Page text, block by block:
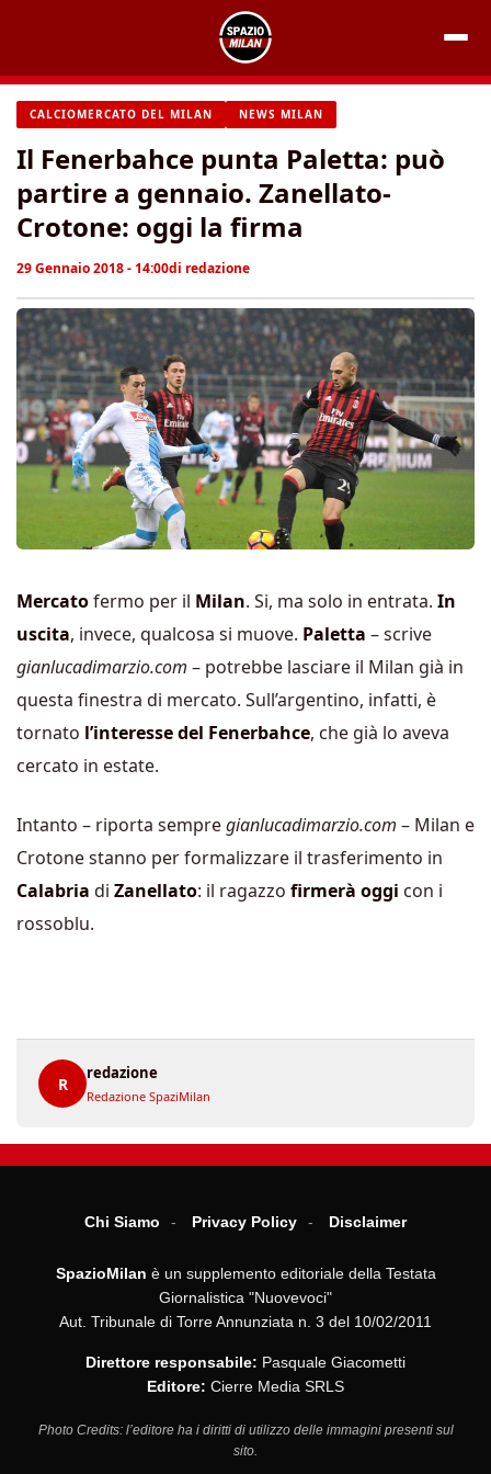
contenuto
CALCIOMERCATO DEL MILAN NEWS MILAN
Il Fenerbahce punta Paletta: può
partire a gennaio. Zanellato-
Crotone: oggi la firma
29 Gennaio 2018 - 14:00di redazione
Mercatofermo per il Milan. Si, ma solo in entrata. In
uscita, invece, qualcosa si muove. Paletta – scrive
gianlucadimarzio.com – potrebbe lasciare il Milan già in
questa finestra di mercato. Sull’argentino, infatti, è
tornato l’interesse del Fenerbahce, che già lo aveva
cercato in estate.
Intanto – riporta sempregianlucadimarzio.com – Milan e
Crotone stanno per formalizzare il trasferimento in
Calabria di Zanellato: il ragazzo firmerà oggi con i
rossoblu.
R
redazione
Redazione SpaziMilan
Chi Siamo Privacy Policy Disclaimer
SpazioMilan è un supplemento editoriale della Testata
Giornalistica "Nuovevoci"
Aut. Tribunale di Torre Annunziata n. 3 del 10/02/2011
Direttore responsabile: Pasquale Giacometti
Editore: Cierre Media SRLS
Photo Credits: l’editore ha i diritti di utilizzo delle immagini presenti sul
sito.